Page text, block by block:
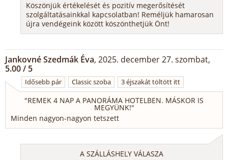
Köszönjük értékelését és pozitív megerősítését
szolgáltatásainkkal kapcsolatban! Reméljük hamarosan
újra vendégeink között köszönthetjük Önt!
Jankovné Szedmák Éva, 2025. december 27. szombat,
5.00 / 5
Idősebb pár Classic szoba 3 éjszakát töltött itt
"REMEK 4 NAP A PANORÁMA HOTELBEN. MÁSKOR IS
MEGYÜNK!"
Minden nagyon-nagyon tetszett
A SZÁLLÁSHELY VÁLASZA